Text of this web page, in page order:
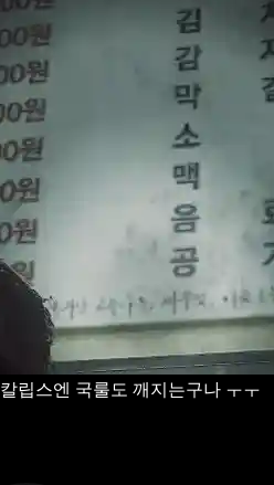
립스엔 국룰도 깨지는구나 ㅜㅜ